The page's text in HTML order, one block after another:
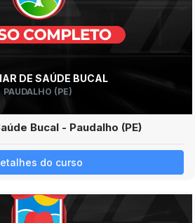
DE SAÚDE BUCAL
PAUDALHO (PE)
Bucal - Paudalho (PE)
do curso